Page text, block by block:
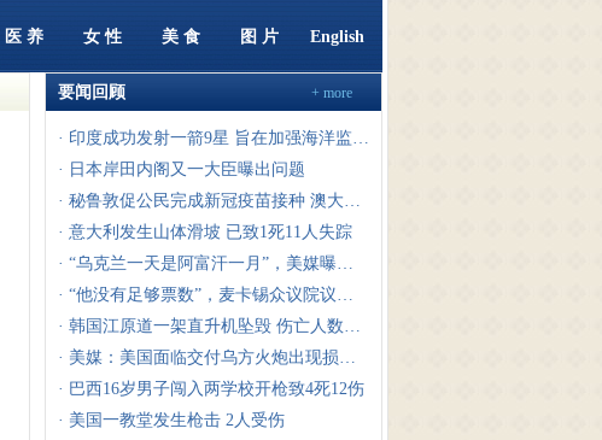
医 养 女 性 美 食 图 片 English
要闻回顾 + more
· 印度成功发射一箭9星 旨在加强海洋监测能力
· 日本岸田内阁又一大臣曝出问题
· 秘鲁敦促公民完成新冠疫苗接种 澳大利亚一游轮暴发新冠疫情
· 意大利发生山体滑坡 已致1死11人失踪
· “乌克兰一天是阿富汗一月”，美媒曝北约军援乌吃紧，20国已疲惫
· “他没有足够票数”，麦卡锡众议院议长之路面临挑战
· 韩国江原道一架直升机坠毁 伤亡人数暂未确认
· 美媒：美国面临交付乌方火炮出现损毁问题
· 巴西16岁男子闯入两学校开枪致4死12伤
· 美国一教堂发生枪击 2人受伤